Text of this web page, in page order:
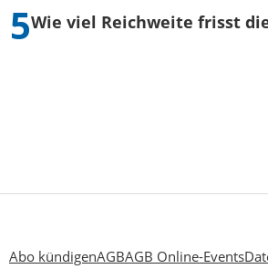
Wie viel Reichweite frisst
Abo kündigenAGBAGB Online-Events